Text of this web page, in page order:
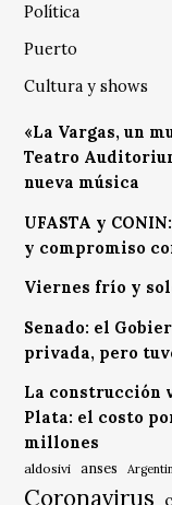
Política
Puerto
Cultura y shows
«La Vargas, un
Teatro
nueva música
UFASTA y
y compromiso
Viernes frío y
Senado: el
privada, pero
La construcción
Plata: el costo
millones
aldosivi anses
Coronavirus